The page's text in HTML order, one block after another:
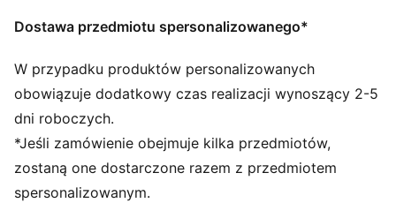
Podeszwa zewnętrzna EVA
Cholewka: materiał syntetyczny; Podszewka: materiał
tekstylny; Wkładka: materiał tekstylny; Podeszwa
środkowa: EVA; Podeszwa zewnętrzna: Gumowa
Dostawa przedmiotu spersonalizowanego*
W przypadku produktów personalizowanych
obowiązuje dodatkowy czas realizacji wynoszący 2-5
dni roboczych.
*Jeśli zamówienie obejmuje kilka przedmiotów,
zostaną one dostarczone razem z przedmiotem
spersonalizowanym.